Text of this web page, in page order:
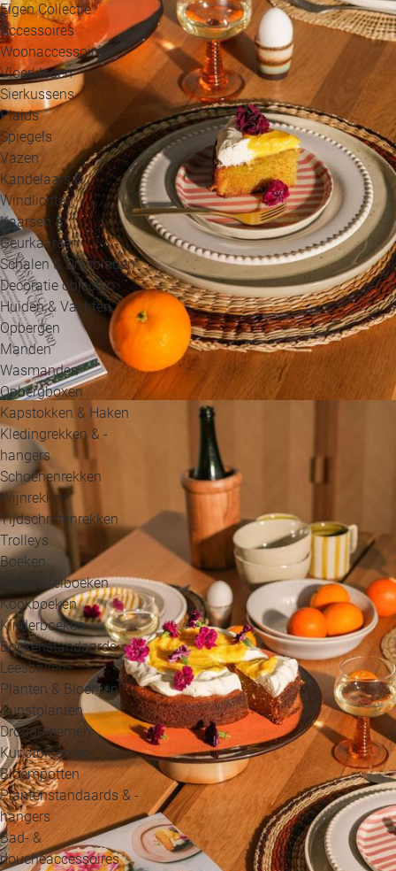
Eigen Collectie
Accessoires
Woonaccessoires
Vloerkleden
Sierkussens
Plaids
Spiegels
Vazen
Kandelaars &
Windlichten
Kaarsen &
Geurkaarsen
Schalen & Dienbladen
Decoratie objecten
Huiden & Vachten
Opbergen
Manden
Wasmanden
Opbergboxen
Kapstokken & Haken
Kledingrekken & -
hangers
Schoenenrekken
Wijnrekken
Tijdschriftenrekken
Trolleys
Boeken
Koffietafelboeken
Kookboeken
Kinderboeken
Boekenstandaards
Leesbrillen
Planten & Bloemen
Kunstplanten
Droogbloemen
Kunstbloemen
Bloempotten
Plantenstandaards & -
hangers
Bad- &
doucheaccessoires